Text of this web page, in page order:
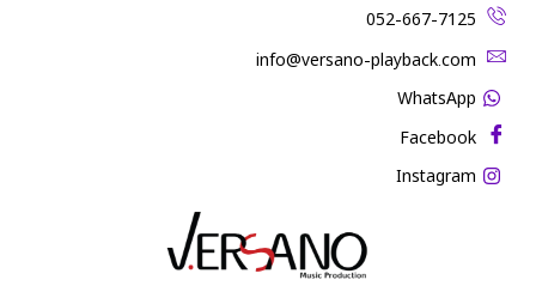
052-667-7125
‫info@versano-playback.com‬
WhatsApp
Facebook
Instagram